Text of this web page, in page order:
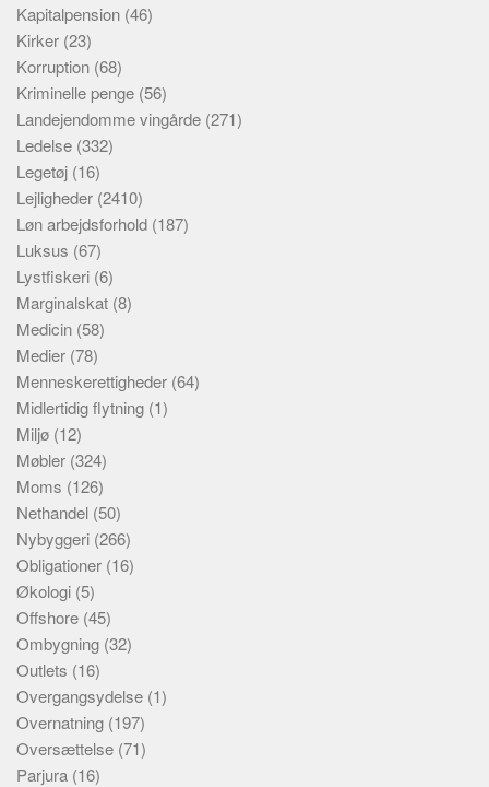
Kapitalpension (46)
Kirker (23)
Korruption (68)
Kriminelle penge (56)
Landejendomme vingårde (271)
Ledelse (332)
Legetøj (16)
Lejligheder (2410)
Løn arbejdsforhold (187)
Luksus (67)
Lystfiskeri (6)
Marginalskat (8)
Medicin (58)
Medier (78)
Menneskerettigheder (64)
Midlertidig flytning (1)
Miljø (12)
Møbler (324)
Moms (126)
Nethandel (50)
Nybyggeri (266)
Obligationer (16)
Økologi (5)
Offshore (45)
Ombygning (32)
Outlets (16)
Overgangsydelse (1)
Overnatning (197)
Oversættelse (71)
Parjura (16)